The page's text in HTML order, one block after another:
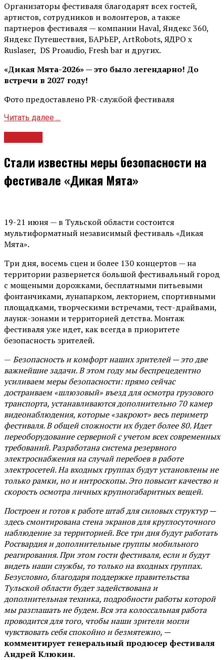
Организаторы фестиваля благодарят всех гостей,
артистов, сотрудников и волонтеров, а также
партнеров фестиваля — компании Haval, Яндекс 360,
Яндекс Путешествия, БАРЬЕР, ArtRobots, ЯДРО х
Ruslaser, DS Proaudio, Fresh bar и других.
«Дикая Мята-2026» — это было легендарно! До
встречи в 2027 году!
Фото предоставлено PR-службой фестиваля
Читать далее ...
Стали известны меры безопасности на
фестивале «Дикая Мята»
19-21 июня — в Тульской области состоится
мультиформатный независимый фестиваль «Дикая
Мята».
Три дня, восемь сцен и более 130 концертов — на
территории развернется большой фестивальный город
с мощеными дорожками, бесплатными питьевыми
фонтанчиками, лунапарком, лекторием, спортивными
площадками, творческими встречами, тест-драйвами,
лаунж-зонами и территорией детства. Монтаж
фестиваля уже идет, как всегда в приоритете
безопасность зрителей.
— Безопасность и комфорт наших зрителей — это две
важнейшие задачи. В этом году мы беспрецедентно
усиливаем меры безопасности: прямо сейчас
достраиваем «шлюзовый» въезд для осмотра грузового
транспорта, устанавливаются дополнительно 70 камер
видеонаблюдения, которые «закроют» весь периметр
фестиваля. В общей сложности их будет более 80. Идет
переоборудование серверной с учетом всех современных
требований. Разработана система резервного
электроснабжения на случай перебоев в работе
электросетей. На входных группах будут установлены не
только рамки, но и интроскопы. Это повысит качество и
скорость осмотра личных крупногабаритных вещей.
Построен и готов к работе штаб для силовых структур —
здесь смонтирована стена экранов для круглосуточного
наблюдение за территорией. Все три дня будут работать
Росгвардия и дополнительные группы мобильного
реагирования. При этом гости фестиваля, если и будут
видеть наши службы, то только на входных группах.
Безусловно, благодаря поддержке правительства
Тульской области будет задействована и
дополнительная техника, подробности работы которой
мы разглашать не будем. Вся эта колоссальная работа
проводится для того, чтобы наши зрители могли
чувствовать себя спокойно и безмятежно, —
комментирует генеральный продюсер фестиваля
Андрей Клюкин.